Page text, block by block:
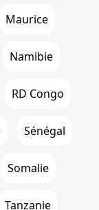
Maurice
Namibie
RD Congo
Sénégal
Somalie
Tanzanie